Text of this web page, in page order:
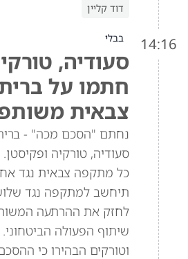
דוד קליין
14:16 בבלי
סעודיה,
חתמו על
צבאית
נחתם "הסכם מכה" -
סעודיה, טורקיה
כל מתקפה צבאית נגד
תיחשב למתקפה נגד
לחזק את ההרתעה
שיתוף הפעולה
וטורקים הבהירו כי